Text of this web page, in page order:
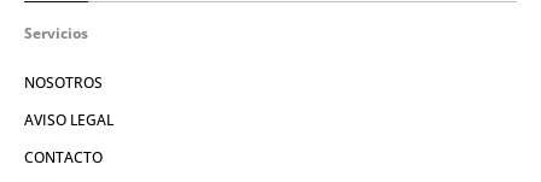
Servicios
NOSOTROS
AVISO LEGAL
CONTACTO